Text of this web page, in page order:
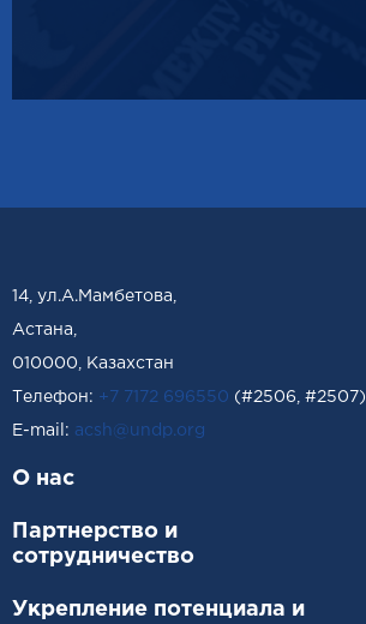
14, ул.А.Мамбетова,
Астана,
010000, Казахстан
Телефон: +7 7172 696550 (#2506, #2507)
Е-mail: acsh@undp.org
О нас
Партнерство и
сотрудничество
Укрепление потенциала и